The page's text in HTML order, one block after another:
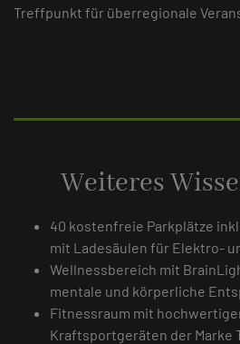
Treffpunkt für überregionale
Weiteres
40 kostenfreie Parkplätze
mit Ladesäulen für Elektro-
Wellnessbereich mit
mentale und körperliche
Fitnessraum mit
Kraftsportgeräten der Marke